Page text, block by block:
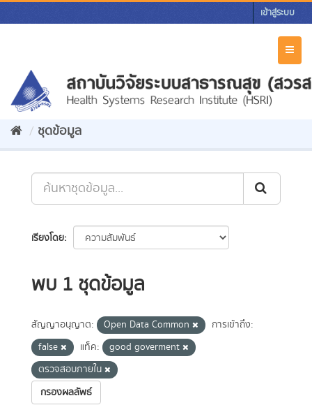
Skip
to
เข้าสู่ระบบ
ชุดข้อมูล
เรียงโดย
พบ 1 ชุดข้อมูล
สัญญาอนุญาต: Open Data Common
การเข้าถึง:
false
แท็ค:
good goverment
ตรวจสอบภายใน
กรองผลลัพธ์